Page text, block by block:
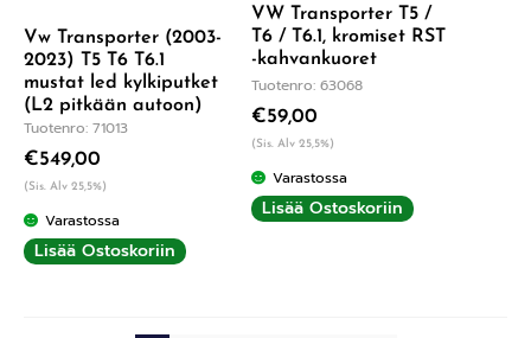
Vw Transporter (2003-
2023) T5 T6 T6.1
mustat led kylkiputket
(L2 pitkään autoon)
Tuotenro: 71013
€549,00
(Sis. Alv 25,5%)
Varastossa
Lisää Ostoskoriin
VW Transporter T5 /
T6 / T6.1, kromiset RST
-kahvankuoret
Tuotenro: 63068
€59,00
(Sis. Alv 25,5%)
Varastossa
Lisää Ostoskoriin